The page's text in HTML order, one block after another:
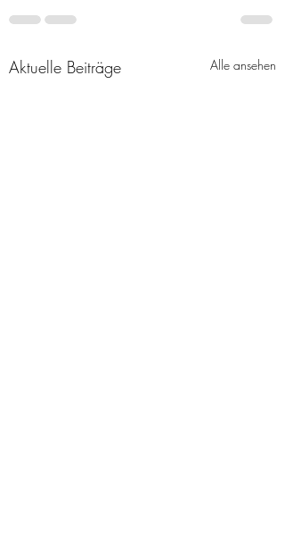
Aktuelle Beiträge Alle ansehen